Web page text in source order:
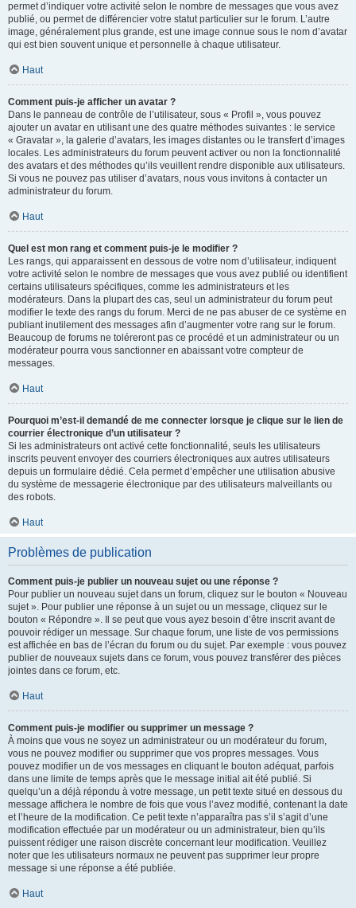
permet d’indiquer votre activité selon le nombre de messages que vous avez
publié, ou permet de différencier votre statut particulier sur le forum. L’autre
image, généralement plus grande, est une image connue sous le nom d’avatar
qui est bien souvent unique et personnelle à chaque utilisateur.
Haut
Comment puis-je afficher un avatar ?
Dans le panneau de contrôle de l’utilisateur, sous « Profil », vous pouvez
ajouter un avatar en utilisant une des quatre méthodes suivantes : le service
« Gravatar », la galerie d’avatars, les images distantes ou le transfert d’images
locales. Les administrateurs du forum peuvent activer ou non la fonctionnalité
des avatars et des méthodes qu’ils veuillent rendre disponible aux utilisateurs.
Si vous ne pouvez pas utiliser d’avatars, nous vous invitons à contacter un
administrateur du forum.
Haut
Quel est mon rang et comment puis-je le modifier ?
Les rangs, qui apparaissent en dessous de votre nom d’utilisateur, indiquent
votre activité selon le nombre de messages que vous avez publié ou identifient
certains utilisateurs spécifiques, comme les administrateurs et les
modérateurs. Dans la plupart des cas, seul un administrateur du forum peut
modifier le texte des rangs du forum. Merci de ne pas abuser de ce système en
publiant inutilement des messages afin d’augmenter votre rang sur le forum.
Beaucoup de forums ne toléreront pas ce procédé et un administrateur ou un
modérateur pourra vous sanctionner en abaissant votre compteur de
messages.
Haut
Pourquoi m’est-il demandé de me connecter lorsque je clique sur le lien de
courrier électronique d’un utilisateur ?
Si les administrateurs ont activé cette fonctionnalité, seuls les utilisateurs
inscrits peuvent envoyer des courriers électroniques aux autres utilisateurs
depuis un formulaire dédié. Cela permet d’empêcher une utilisation abusive
du système de messagerie électronique par des utilisateurs malveillants ou
des robots.
Haut
Problèmes de publication
Comment puis-je publier un nouveau sujet ou une réponse ?
Pour publier un nouveau sujet dans un forum, cliquez sur le bouton « Nouveau
sujet ». Pour publier une réponse à un sujet ou un message, cliquez sur le
bouton « Répondre ». Il se peut que vous ayez besoin d’être inscrit avant de
pouvoir rédiger un message. Sur chaque forum, une liste de vos permissions
est affichée en bas de l’écran du forum ou du sujet. Par exemple : vous pouvez
publier de nouveaux sujets dans ce forum, vous pouvez transférer des pièces
jointes dans ce forum, etc.
Haut
Comment puis-je modifier ou supprimer un message ?
À moins que vous ne soyez un administrateur ou un modérateur du forum,
vous ne pouvez modifier ou supprimer que vos propres messages. Vous
pouvez modifier un de vos messages en cliquant le bouton adéquat, parfois
dans une limite de temps après que le message initial ait été publié. Si
quelqu’un a déjà répondu à votre message, un petit texte situé en dessous du
message affichera le nombre de fois que vous l’avez modifié, contenant la date
et l’heure de la modification. Ce petit texte n’apparaîtra pas s’il s’agit d’une
modification effectuée par un modérateur ou un administrateur, bien qu’ils
puissent rédiger une raison discrète concernant leur modification. Veuillez
noter que les utilisateurs normaux ne peuvent pas supprimer leur propre
message si une réponse a été publiée.
Haut